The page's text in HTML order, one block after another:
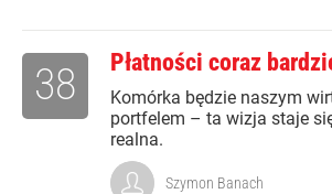
Płatności coraz
Komórka będzie naszym
portfelem – ta wizja staje
realna.
38
Szymon Banach